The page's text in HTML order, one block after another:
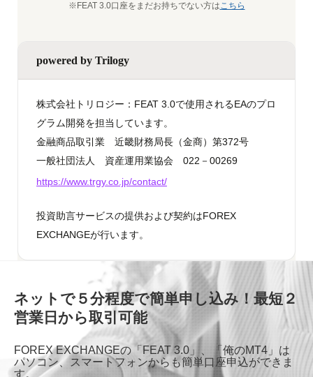
※FEAT 3.0口座をまだお持ちでない方はこちら
powered by Trilogy
株式会社トリロジー：FEAT 3.0で使用されるEAのプロ
グラム開発を担当しています。
金融商品取引業 近畿財務局長（金商）第372号
一般社団法人 資産運用業協会 022－00269
https://www.trgy.co.jp/contact/
投資助言サービスの提供および契約はFOREX
EXCHANGEが行います。
ネットで５分程度で簡単申し込み！最短２
営業日から取引可能
FOREX EXCHANGEの「FEAT 3.0」、「俺のMT4」は
パソコン、スマートフォンからも簡単口座申込ができま
す。